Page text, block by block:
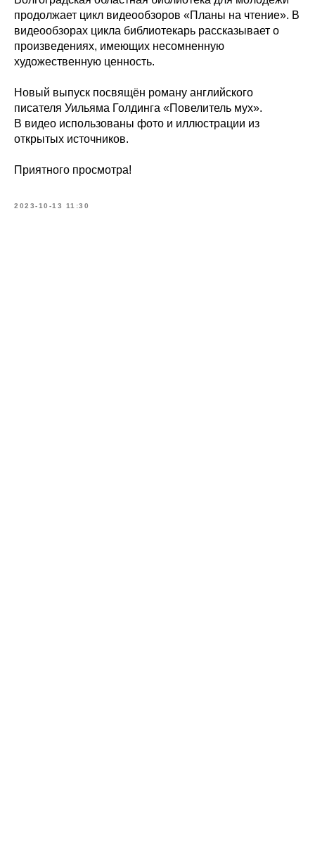
продолжает цикл видеообзоров «Планы на чтение». В
видеообзорах цикла библиотекарь рассказывает о
произведениях, имеющих несомненную
художественную ценность.
Новый выпуск посвящён роману английского
писателя Уильяма Голдинга «Повелитель мух».
В видео использованы фото и иллюстрации из
открытых источников.
Приятного просмотра!
2023-10-13 11:30